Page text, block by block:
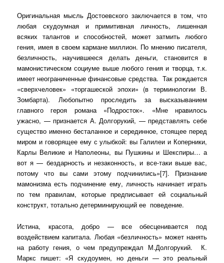
Оригинальная мысль Достоевского заключается в том, что
любая скудоумная и примитивная личность, лишенная
всяких талантов и способностей, может затмить любого
гения, имея в своем кармане миллион. По мнению писателя,
безличность, научившееся делать деньги, становится в
мамонистическом социуме выше любого гения и творца, т.к.
имеет неограниченные финансовые средства. Так рождается
«сверхчеловек» «торгашеской эпохи» (в терминологии В.
Зомбарта). Любопытно проследить за высказыванием
главного героя романа «Подросток». «Мне нравилось
ужасно, — признается А. Долгорукий, — представлять себе
существо именно бесталанное и серединное, стоящее перед
миром и говорящее ему с улыбкой: вы Галилеи и Коперники,
Карлы Великие и Наполеоны, вы Пушкины и Шекспиры… а
вот я — бездарность и незаконность, и все-таки выше вас,
потому что вы сами этому подчинились»[7]. Признание
мамонизма есть подчинение ему, личность начинает играть
по тем правилам, которые предписывает ей социальный
конструкт, тотально детерминирующий ее поведение.
Истина, красота, добро — все обесценивается под
воздействием капитала. Любая «безличность» может нанять
на работу гения, о чем предупреждал М.Долгорукий.
К.
Маркс пишет: «Я скудоумен, но деньги — это реальный